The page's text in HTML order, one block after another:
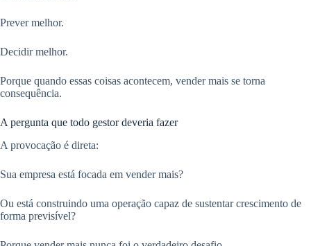
Prever melhor.
Decidir melhor.
Porque quando essas coisas acontecem, vender mais se torna
consequência.
A pergunta que todo gestor deveria fazer
A provocação é direta:
Sua empresa está focada em vender mais?
Ou está construindo uma operação capaz de sustentar crescimento de
forma previsível?